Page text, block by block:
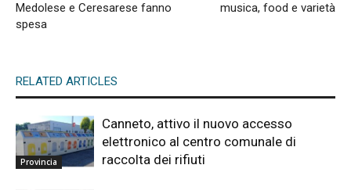
Medolese e Ceresarese fanno
spesa
musica, food e varietà
RELATED ARTICLES
Provincia
Canneto, attivo il nuovo accesso
elettronico al centro comunale di
raccolta dei rifiuti